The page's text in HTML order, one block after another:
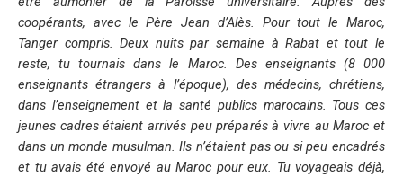
coopérants, avec le Père Jean d’Alès. Pour tout le Maroc,
Tanger compris. Deux nuits par semaine à Rabat et tout le
reste, tu tournais dans le Maroc. Des enseignants (8 000
enseignants étrangers à l’époque), des médecins, chrétiens,
dans l’enseignement et la santé publics marocains. Tous ces
jeunes cadres étaient arrivés peu préparés à vivre au Maroc et
dans un monde musulman. Ils n’étaient pas ou si peu encadrés
et tu avais été envoyé au Maroc pour eux. Tu voyageais déjà,